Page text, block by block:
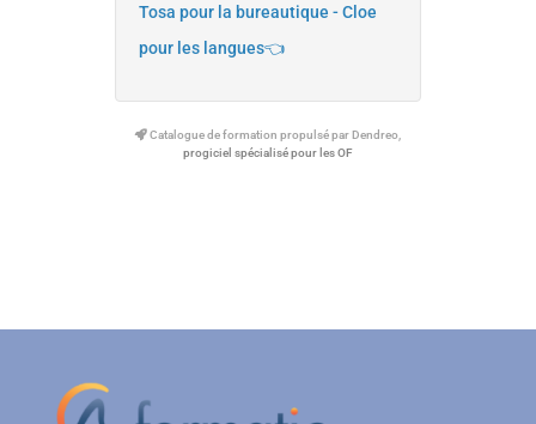
Tosa pour la bureautique - Cloe
pour les langues👈
Catalogue de formation propulsé par Dendreo,
progiciel spécialisé pour les OF